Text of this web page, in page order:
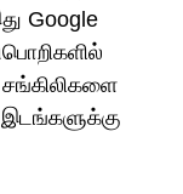
Google